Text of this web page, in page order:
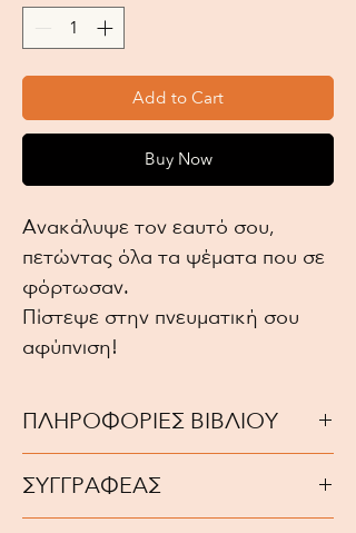
Add to Cart
Buy Now
Ανακάλυψε τον εαυτό σου,
πετώντας όλα τα ψέματα που σε
φόρτωσαν.
Πίστεψε στην πνευματική σου
αφύπνιση!
ΠΛΗΡΟΦΟΡΙΕΣ ΒΙΒΛΙΟΥ
ISBN: 9608317770
Συγγραφέας: Deepak Chopra
ΣΥΓΓΡΑΦΕΑΣ